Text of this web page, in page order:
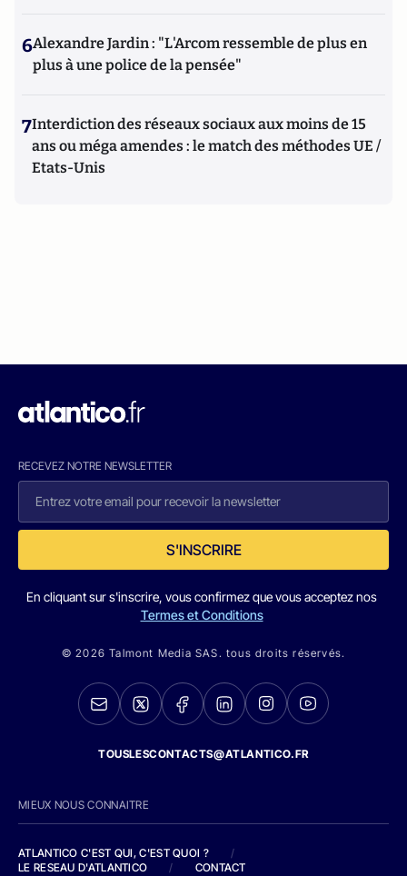
6Alexandre Jardin : "L'Arcom ressemble de plus en
plus à une police de la pensée"
7Interdiction des réseaux sociaux aux moins de 15
ans ou méga amendes : le match des méthodes UE /
Etats-Unis
RECEVEZ NOTRE NEWSLETTER
S'INSCRIRE
En cliquant sur s'inscrire, vous confirmez que vous acceptez nos
Termes et Conditions
© 2026 Talmont Media SAS. tous droits réservés.
TOUSLESCONTACTS@ATLANTICO.FR
MIEUX NOUS CONNAITRE
ATLANTICO C'EST QUI, C'EST QUOI ?
/
LE RESEAU D'ATLANTICO
/ CONTACT